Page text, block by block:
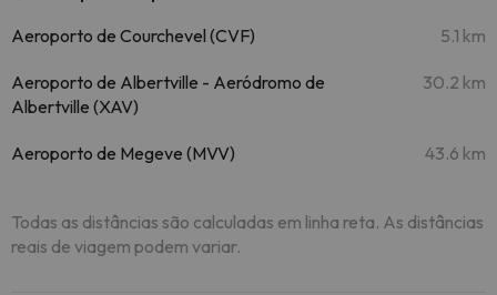
Aeroporto de Courchevel (CVF) 5.1 km
Aeroporto de Albertville - Aeródromo de
Albertville (XAV)
30.2 km
Aeroporto de Megeve (MVV) 43.6 km
Todas as distâncias são calculadas em linha reta. As distâncias
reais de viagem podem variar.